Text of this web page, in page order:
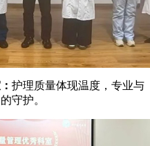
护理质量体现温度，专业与
守护。